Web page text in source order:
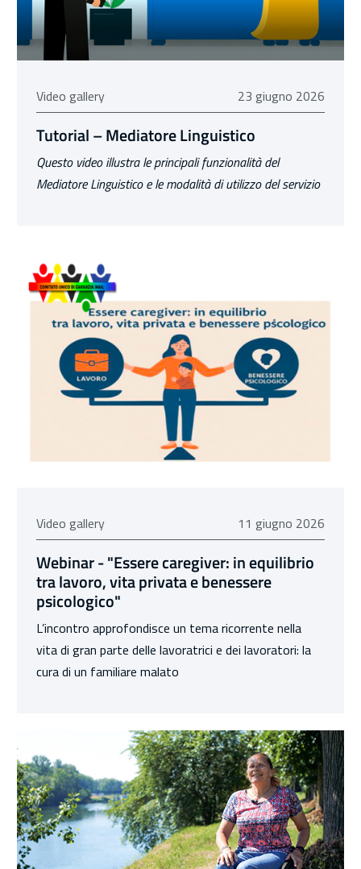
Video gallery 23 giugno 2026
23 giugno 2026
Tutorial – Mediatore Linguistico
Questo video illustra le principali funzionalità del
Mediatore Linguistico e le modalità di utilizzo del servizio
Video gallery 11 giugno 2026
11 giugno 2026
Webinar - "Essere caregiver: in equilibrio
tra lavoro, vita privata e benessere
psicologico"
L’incontro approfondisce un tema ricorrente nella
vita di gran parte delle lavoratrici e dei lavoratori: la
cura di un familiare malato